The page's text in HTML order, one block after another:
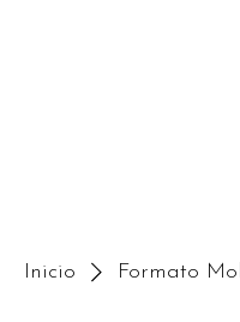
Inicio Formato